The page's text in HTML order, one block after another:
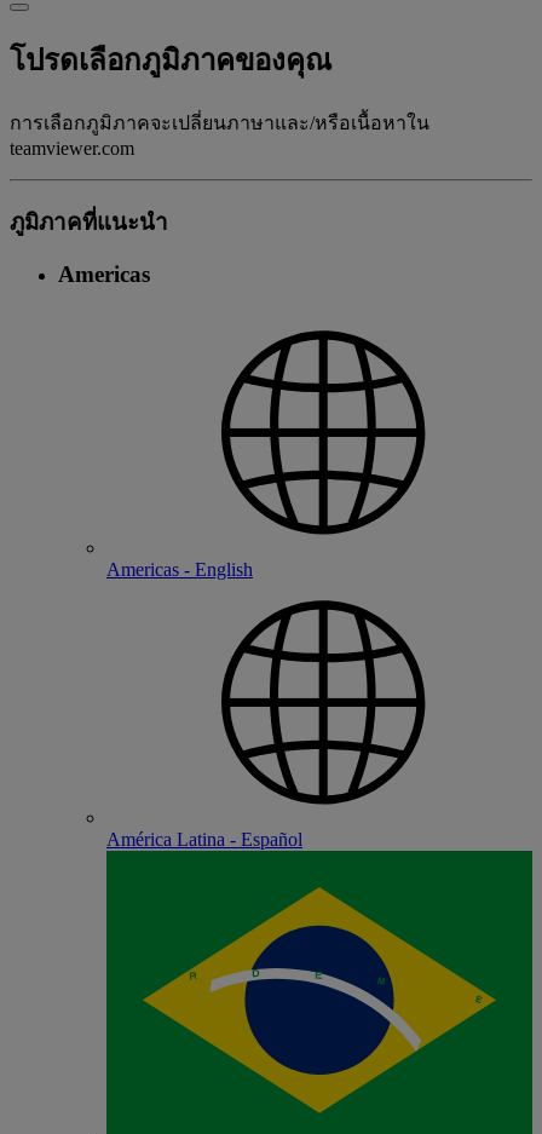
โปรดเลือกภูมิภาคของคุณ
การเลือกภูมิภาคจะเปลี่ยนภาษาและ/หรือเนื้อหาใน
teamviewer.com
ภูมิภาคที่แนะนํา
Americas
Americas - English
América Latina - Español